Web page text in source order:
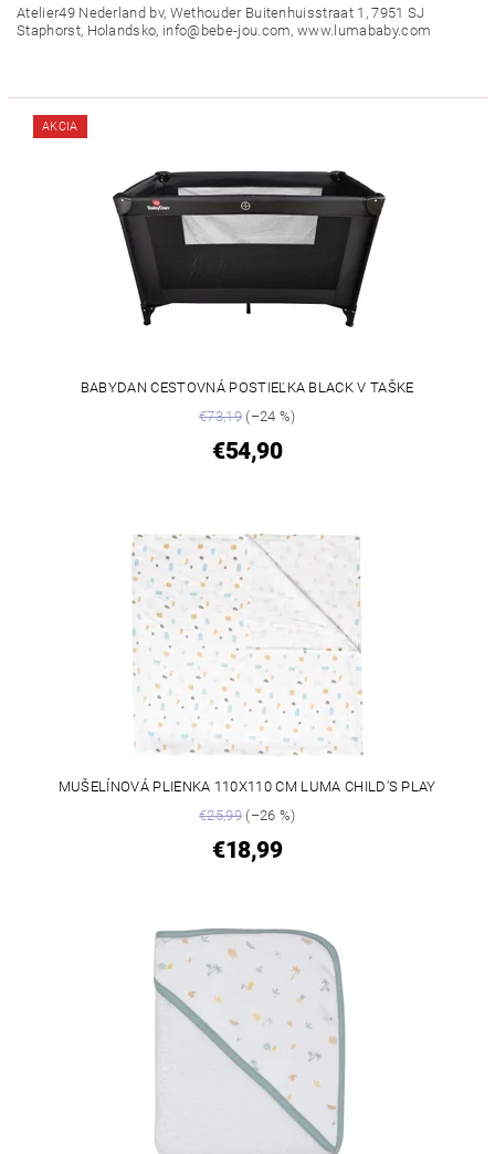
Atelier49 Nederland bv, Wethouder Buitenhuisstraat 1, 7951 SJ
Staphorst, Holandsko, info@bebe-jou.com, www.lumababy.com
AKCIA
BABYDAN CESTOVNÁ POSTIEĽKA BLACK V TAŠKE
€73,19(–24 %)
€54,90
MUŠELÍNOVÁ PLIENKA 110X110 CM LUMA CHILD'S PLAY
€25,99(–26 %)
€18,99